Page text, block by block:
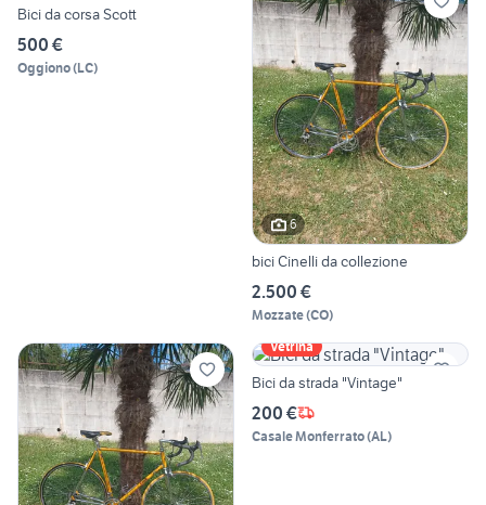
Bici da corsa Scott
500 €
Oggiono(LC)
6
bici Cinelli da collezione
2.500 €
Mozzate(CO)
Vetrina
Bici da strada "Vintage"
200 €
Casale Monferrato(AL)